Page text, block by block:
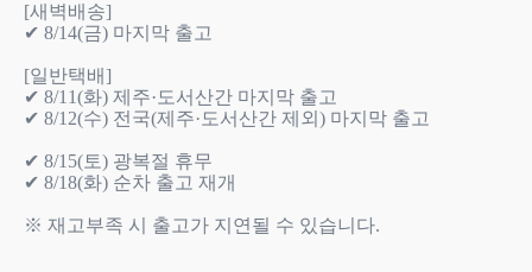
[새벽배송]
✔ 8/14(금) 마지막 출고
[일반택배]
✔ 8/11(화) 제주·도서산간 마지막 출고
✔ 8/12(수) 전국(제주·도서산간 제외) 마지막 출고
✔ 8/15(토) 광복절 휴무
✔ 8/18(화) 순차 출고 재개
※ 재고부족 시 출고가 지연될 수 있습니다.